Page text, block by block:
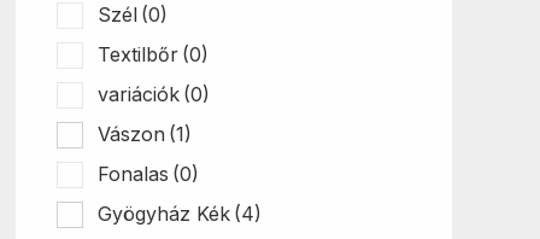
Szél (0)
Textilbőr (0)
variációk (0)
Vászon (1)
Fonalas (0)
Gyögyház Kék (4)